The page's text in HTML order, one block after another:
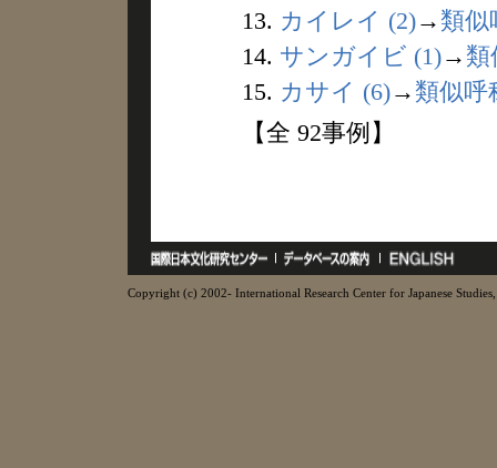
13. カイレイ (2)→ 類似
14. サンガイビ (1)→ 類
15. カサイ (6)→ 類似呼
【全 92事例】
Copyright (c) 2002- International Research Center for Japanese